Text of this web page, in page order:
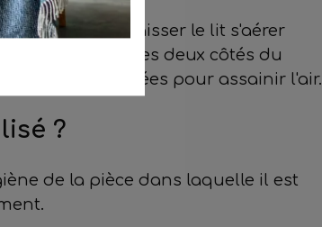
bénéfique de laisser le lit s'aérer
le pour que les deux côtés du
adaptées pour assainir l'air.
?
de la pièce dans laquelle il est